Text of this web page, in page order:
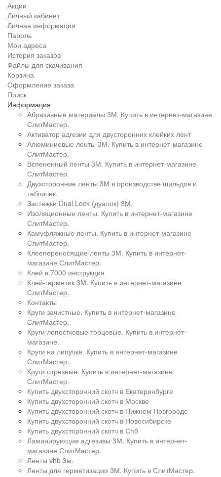
Акции
Личный кабинет
Личная информация
Пароль
Мои адреса
История заказов
Файлы для скачивания
Корзина
Оформление заказа
Поиск
Информация
Абразивные материалы 3М. Купить в интернет-магазине
СлитМастер.
Активатор адгезии для двусторонних клейких лент
Алюминиевые ленты 3М. Купить в интернет-магазине
СлитМастер.
Вспененный ленты 3М. Купить в интернет-магазине
СлитМастер.
Двухсторонние ленты 3М в производстве шильдов и
табличек.
Застежки Dual Lock (дуалок) 3М.
Изоляционные ленты. Купить в интернет-магазине
СлитМастер.
Камуфляжные ленты. Купить в интернет-магазине
СлитМастер.
Клеепереносящие ленты 3М. Купить в интернет-
магазине СлитМастер.
Клей в 7000 инструкция
Клей-герметик 3М. Купить в интернет-магазине
СлитМастер.
Контакты
Круги зачистные. Купить в интернет-магазине
СлитМастер.
Круги лепестковые торцевые. Купить в интернет-
магазине.
Круги на липучке. Купить в интернет-магазине
СлитМастер.
Круги отрезные. Купить в интернет-магазине
СлитМастер.
Купить двухсторонний скотч в Екатеринбурге
Купить двухсторонний скотч в Москве
Купить двухсторонний скотч в Нижнем Новгороде
Купить двухсторонний скотч в Новосибирске
Купить двухсторонний скотч в Спб
Ламинирующие адгезивы 3М. Купить в интернет-
магазине СлитМастер.
Ленты vhb 3м.
Ленты для герметизации 3М. Купить в СлитМастер.